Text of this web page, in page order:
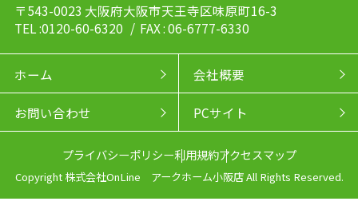
〒543-0023 大阪府大阪市天王寺区味原町16-3
TEL :0120-60-6320 / FAX : 06-6777-6330
ホーム 会社概要
お問い合わせ PCサイト
プライバシーポリシー利用規約アクセスマップ
Copyright 株式会社OnLine アークホーム小阪店 All Rights Reserved.